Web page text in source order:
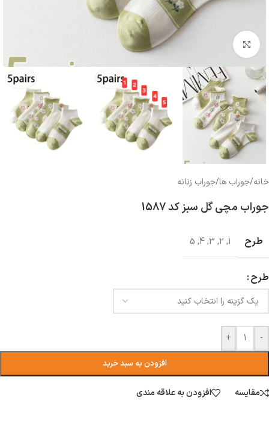
بزرگنمایی تصویر
خانه/جوراب ها/جوراب زنانه
جوراب مچی گل سبز کد 1587
طرح 1
,
2
,
3
,
4
,
5
طرح
-
+
افزودن به سبد خرید
مقایسه افزودن به علاقه مندی